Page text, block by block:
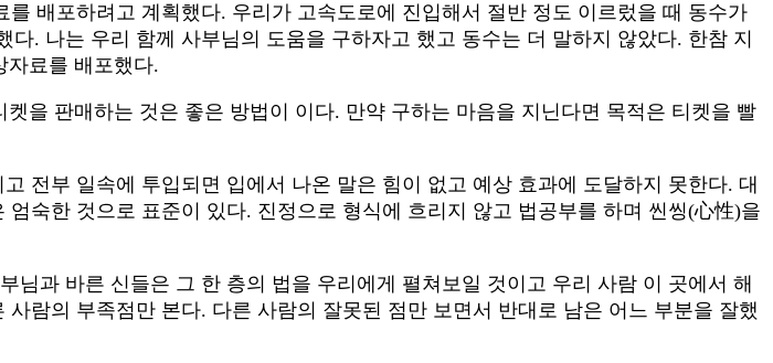
배포하려고 계획했다. 우리가 고속도로에 진입해서 절반 정도 이르렀을 때 동수가
. 나는 우리 함께 사부님의 도움을 구하자고 했고 동수는 더 말하지 않았다. 한참 지
자료를 배포했다.
을 판매하는 것은 좋은 방법이 이다. 만약 구하는 마음을 지닌다면 목적은 티켓을 빨
전부 일속에 투입되면 입에서 나온 말은 힘이 없고 예상 효과에 도달하지 못한다. 대
숙한 것으로 표준이 있다. 진정으로 형식에 흐리지 않고 법공부를 하며 씬씽(心性)을
과 바른 신들은 그 한 층의 법을 우리에게 펼쳐보일 것이고 우리 사람 이 곳에서 해
람의 부족점만 본다. 다른 사람의 잘못된 점만 보면서 반대로 남은 어느 부분을 잘했